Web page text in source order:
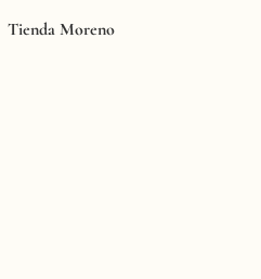
Tienda Moreno